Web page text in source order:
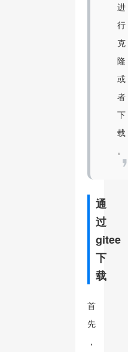
进
行
克
隆
或
者
下
载
。
通
过
gitee
下
载
首
先
，